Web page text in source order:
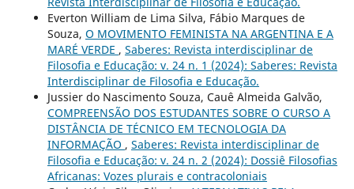
Everton William de Lima Silva, Fábio Marques de
Souza, O MOVIMENTO FEMINISTA NA ARGENTINA E A
MARÉ VERDE , Saberes: Revista interdisciplinar de
Filosofia e Educação: v. 24 n. 1 (2024): Saberes: Revista
Interdisciplinar de Filosofia e Educação.
Jussier do Nascimento Souza, Cauê Almeida Galvão,
COMPREENSÃO DOS ESTUDANTES SOBRE O CURSO A
DISTÂNCIA DE TÉCNICO EM TECNOLOGIA DA
INFORMAÇÃO , Saberes: Revista interdisciplinar de
Filosofia e Educação: v. 24 n. 2 (2024): Dossiê Filosofias
Africanas: Vozes plurais e contracoloniais